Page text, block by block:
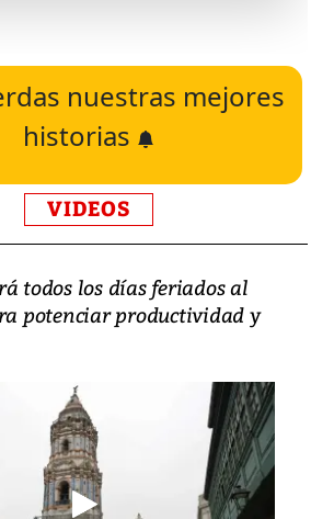
nuestras mejores
historias
VIDEOS
todos los días feriados al
potenciar productividad y